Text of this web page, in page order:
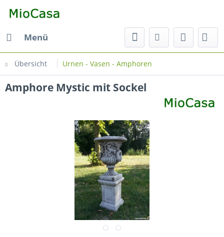
Menü
Übersicht Urnen - Vasen - Amphoren
Amphore Mystic mit Sockel